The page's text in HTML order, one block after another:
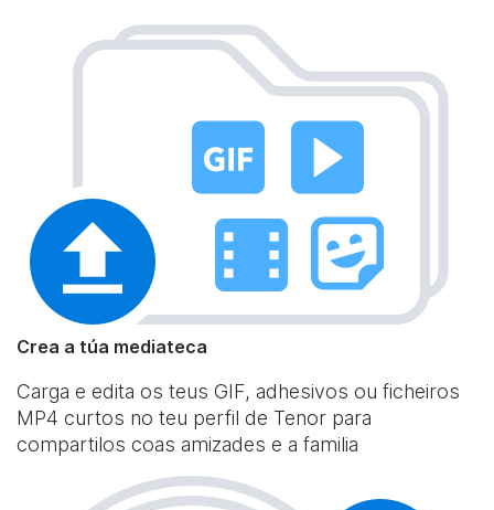
Crea a túa mediateca
Carga e edita os teus GIF, adhesivos ou ficheiros
MP4 curtos no teu perfil de Tenor para
compartilos coas amizades e a familia